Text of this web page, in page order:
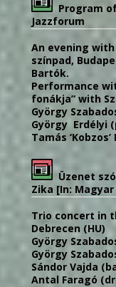
Program
Jazzforum
An evening
színpad,
Bartók.
Performance
fonákja” with
György
György Erdélyi
Tamás
Üzenet
Zika [In:
Trio concert in
Debrecen (HU)
György
György
Sándor Vajda
Antal Faragó